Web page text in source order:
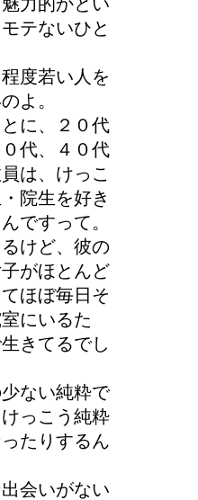
テないひと
度若い人を
よ。
に、２０代
代、４０代
は、けっこ
院生を好き
ですって。
けど、彼の
がほとんど
ほぼ毎日そ
にいるた
きてるでし
ない純粋で
っこう純粋
たりするん
会いがない